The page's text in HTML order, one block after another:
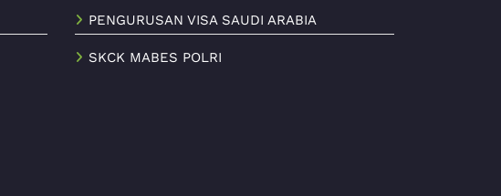
PENGURUSAN VISA SAUDI ARABIA
SKCK MABES POLRI